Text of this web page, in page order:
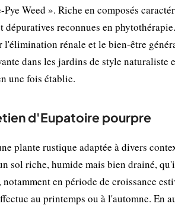
Weed ». Riche en composés
dépuratives reconnues en
rénale et le bien-être
dans les jardins de style
une fois établie.
d'Eupatoire pourpre
plante rustique adaptée à divers
sol riche, humide mais bien drainé,
en période de croissance
au printemps ou à l'automne. En